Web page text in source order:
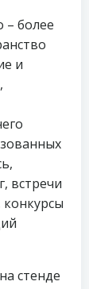
– более
и
встречи
стенде